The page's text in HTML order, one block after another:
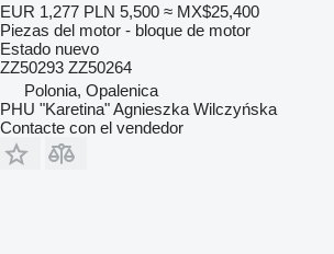
EUR 1,277 PLN 5,500 ≈ MX$25,400
Piezas del motor - bloque de motor
Estado nuevo
ZZ50293 ZZ50264
Polonia, Opalenica
PHU "Karetina" Agnieszka Wilczyńska
Contacte con el vendedor